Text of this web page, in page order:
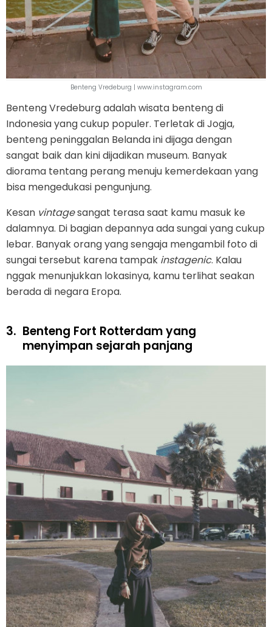
Benteng Vredeburg | www.instagram.com
Benteng Vredeburg adalah wisata benteng di
Indonesia yang cukup populer. Terletak di Jogja,
benteng peninggalan Belanda ini dijaga dengan
sangat baik dan kini dijadikan museum. Banyak
diorama tentang perang menuju kemerdekaan yang
bisa mengedukasi pengunjung.
Kesan vintagesangat terasa saat kamu masuk ke
dalamnya. Di bagian depannya ada sungai yang cukup
lebar. Banyak orang yang sengaja mengambil foto di
sungai tersebut karena tampak instagenic. Kalau
nggak menunjukkan lokasinya, kamu terlihat seakan
berada di negara Eropa.
3. Benteng Fort Rotterdam yang
menyimpan sejarah panjang